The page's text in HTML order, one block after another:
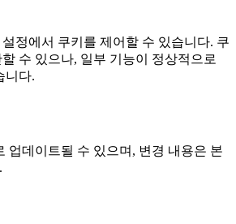
정에서 쿠키를 제어할 수 있습니다. 쿠
수 있으나, 일부 기능이 정상적으로
니다.
업데이트될 수 있으며, 변경 내용은 본